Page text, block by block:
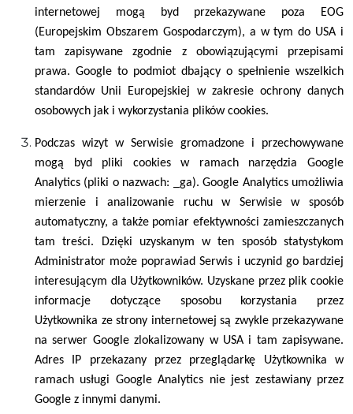
internetowej mogą byd przekazywane poza EOG
(Europejskim Obszarem Gospodarczym), a w tym do USA i
tam zapisywane zgodnie z obowiązującymi przepisami
prawa. Google to podmiot dbający o spełnienie wszelkich
standardów Unii Europejskiej w zakresie ochrony danych
osobowych jak i wykorzystania plików cookies.
Podczas wizyt w Serwisie gromadzone i przechowywane
mogą byd pliki cookies w ramach narzędzia Google
Analytics (pliki o nazwach: _ga). Google Analytics umożliwia
mierzenie i analizowanie ruchu w Serwisie w sposób
automatyczny, a także pomiar efektywności zamieszczanych
tam treści. Dzięki uzyskanym w ten sposób statystykom
Administrator może poprawiad Serwis i uczynid go bardziej
interesującym dla Użytkowników. Uzyskane przez plik cookie
informacje dotyczące sposobu korzystania przez
Użytkownika ze strony internetowej są zwykle przekazywane
na serwer Google zlokalizowany w USA i tam zapisywane.
Adres IP przekazany przez przeglądarkę Użytkownika w
ramach usługi Google Analytics nie jest zestawiany przez
Google z innymi danymi.